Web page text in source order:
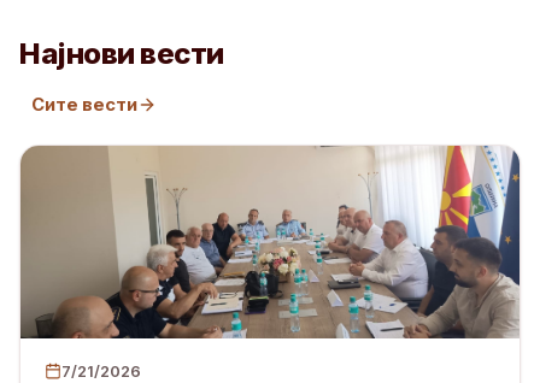
Најнови вести
Сите вести
7/21/2026